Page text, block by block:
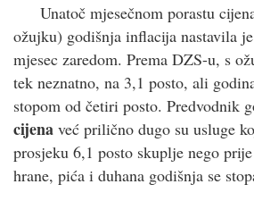
Unatoč mjesečnom porastu
ožujku) godišnja inflacija nastavila
mjesec zaredom. Prema DZS-u, s
tek neznatno, na 3,1 posto, ali
stopom od četiri posto. Predvodnik
cijena već prilično dugo su usluge
prosjeku 6,1 posto skuplje nego
hrane, pića i duhana godišnja se